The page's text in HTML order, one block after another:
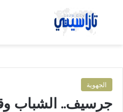
بحث عن
الجهوية
جرسيف.. الشباب